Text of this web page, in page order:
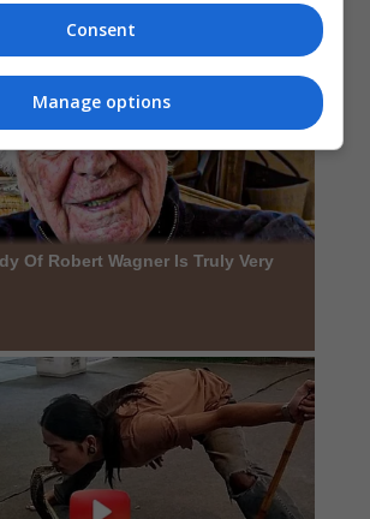
Consent
Manage options